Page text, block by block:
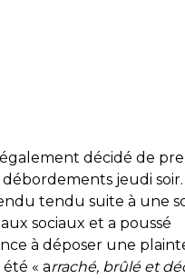
décidé de
jeudi
tendu suite à une
sociaux et a poussé
à déposer une
« arraché, brûlé et